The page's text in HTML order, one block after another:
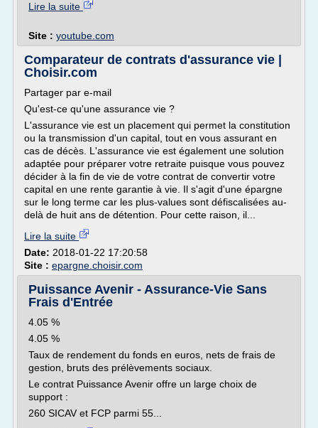
Lire la suite
Site : youtube.com
Comparateur de contrats d'assurance vie |
Choisir.com
Partager par e-mail
Qu'est-ce qu'une assurance vie ?
L'assurance vie est un placement qui permet la constitution
ou la transmission d'un capital, tout en vous assurant en
cas de décès. L'assurance vie est également une solution
adaptée pour préparer votre retraite puisque vous pouvez
décider à la fin de vie de votre contrat de convertir votre
capital en une rente garantie à vie. Il s'agit d'une épargne
sur le long terme car les plus-values sont défiscalisées au-
delà de huit ans de détention. Pour cette raison, il...
Lire la suite
Date: 2018-01-22 17:20:58
Site : epargne.choisir.com
Puissance Avenir - Assurance-Vie Sans
Frais d'Entrée
4.05 %
4.05 %
Taux de rendement du fonds en euros, nets de frais de
gestion, bruts des prélèvements sociaux.
Le contrat Puissance Avenir offre un large choix de
support :
260 SICAV et FCP parmi 55...